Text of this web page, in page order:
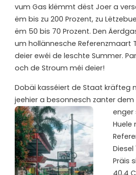
vum Gas klëmmt dëst Joer a
ëm bis zu 200 Prozent, zu
ëm 50 bis 70 Prozent. Den
um hollännesche Referenzmaart
deier ewéi de leschte Summer.
och de Stroum méi deier!
Dobäi kasséiert de Staat kräfteg
jeehier a besonnesch zanter
enger
Huele
Diesel
Präis
40,4